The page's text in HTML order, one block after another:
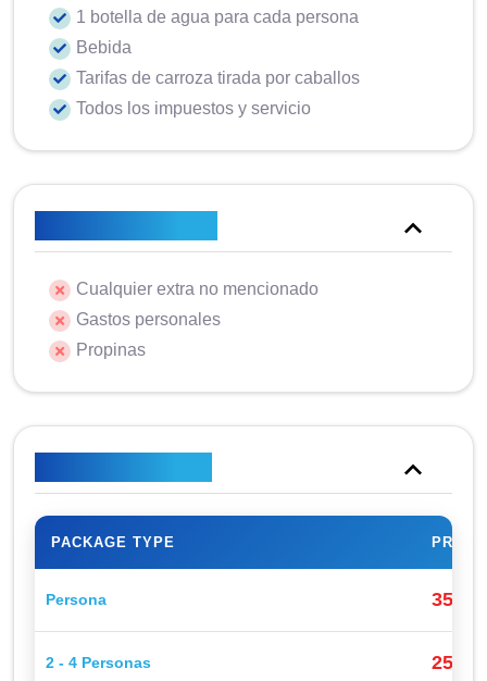
1 botella de agua para cada persona
Bebida
Tarifas de carroza tirada por caballos
Todos los impuestos y servicio
Cualquier extra no mencionado
Gastos personales
Propinas
PACKAGE TYPE PRICE
Persona 35$
2 - 4 Personas 25$